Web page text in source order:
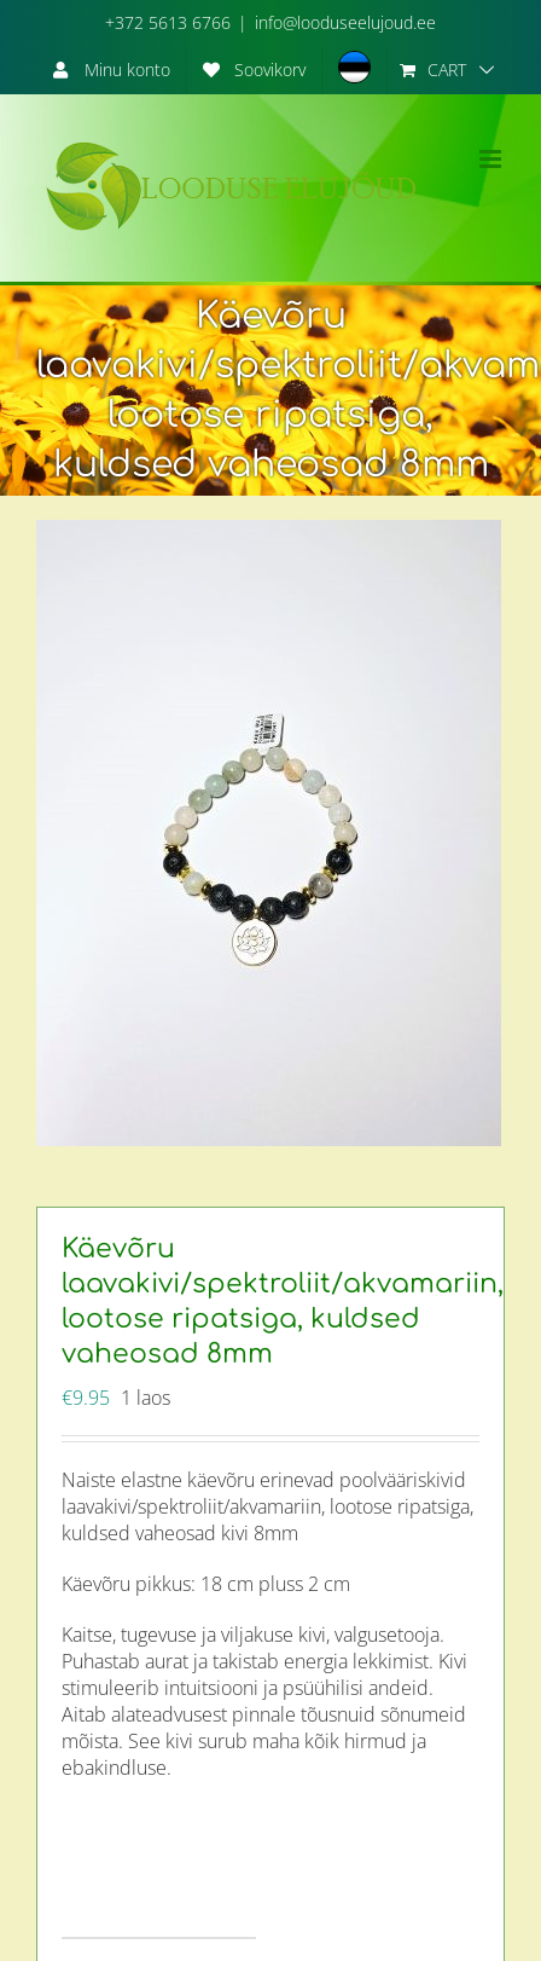
content
+372 5613 6766 | info@looduseelujoud.ee
Minu konto Soovikorv CART
Käevõru
laavakivi/spektroliit/
lootose ripatsiga,
kuldsed vaheosad 8mm
Käevõru
laavakivi/spektroliit/akvamariin,
lootose ripatsiga, kuldsed
vaheosad 8mm
€9.95 1 laos
Naiste elastne käevõru erinevad poolvääriskivid
laavakivi/spektroliit/akvamariin, lootose ripatsiga,
kuldsed vaheosad kivi 8mm
Käevõru pikkus: 18 cm pluss 2 cm
Kaitse, tugevuse ja viljakuse kivi, valgusetooja.
Puhastab aurat ja takistab energia lekkimist. Kivi
stimuleerib intuitsiooni ja psüühilisi andeid.
Aitab alateadvusest pinnale tõusnuid sõnumeid
mõista. See kivi surub maha kõik hirmud ja
ebakindluse.